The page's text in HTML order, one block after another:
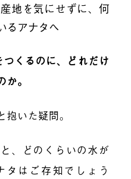
地を気にせずに、何
るアナタへ
くるのに、どれだけ
。
いた疑問。
、どのくらいの水が
タはご存知でしょう